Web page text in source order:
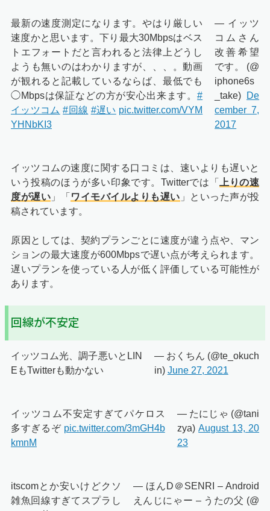
最新の速度測定になります。やはり厳しい
速度かと思います。下り最大30Mbpsはベス
トエフォートだと言われると法律上どうし
ようも無いのはわかりますが、、、。動画
が観れると記載しているならば、最低でも
◯Mbpsは保証などの方が安心出来ます。#
イッツコム #回線 #遅い pic.twitter.com/VYM
YHNbKI3
— イッツ
コムさん
改善希望
です。 (@
iphone6s
_take)
De
cember 7,
2017
イッツコムの速度に関する口コミは、速いよりも遅いと
いう投稿のほうが多い印象です。Twitterでは「
上りの速
度が遅い 」「 ワイモバイルよりも遅い 」といった声が投
稿されています。
原因としては、契約プランごとに速度が違う点や、マン
ションの最大速度が600Mbpsで遅い点が考えられます。
遅いプランを使っている人が低く評価している可能性が
あります。
回線が不安定
イッツコム光、調子悪いとLIN
EもTwitterも動かない
— おくちん (@te_okuch
in) June 27, 2021
イッツコム不安定すぎてパケロス
多すぎるぞ pic.twitter.com/3mGH4b
kmnM
— たにじゃ (@tani
zya)August 13, 20
23
itscomとか安いけどクソ
雑魚回線すぎてスプラし
— ほんD＠SENRI – Android
えんじにゃー – うたの父 (@